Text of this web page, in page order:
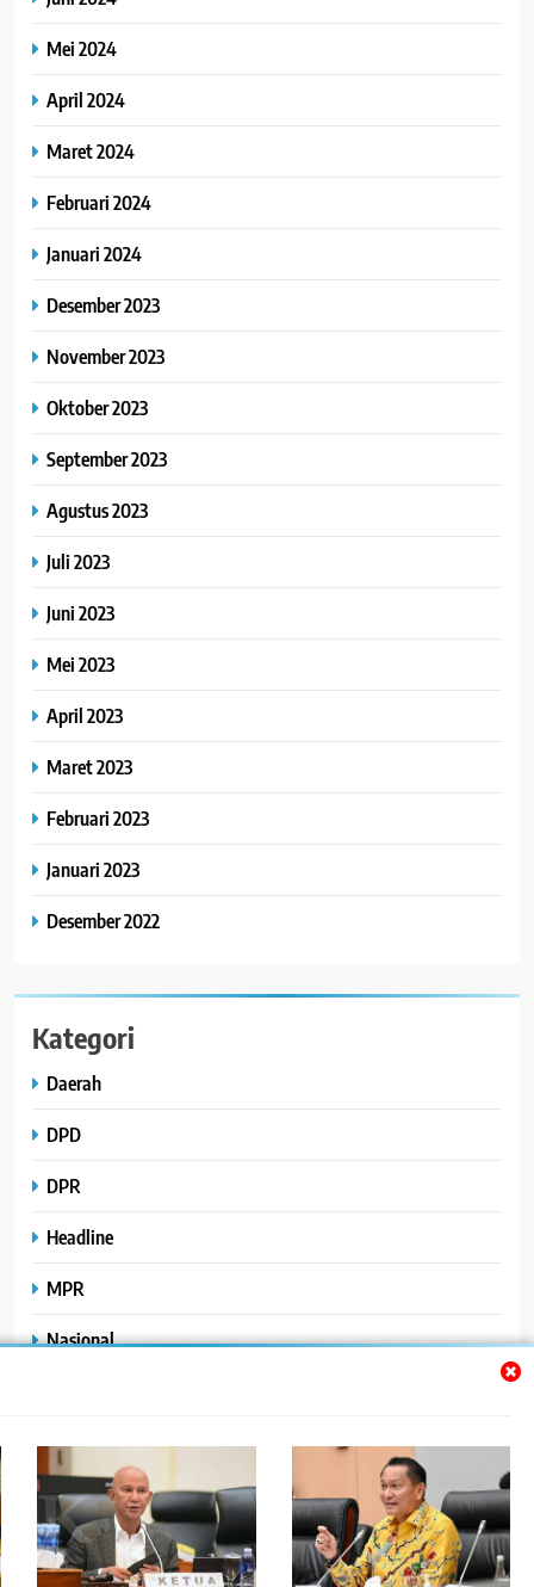
Mei 2024
April 2024
Maret 2024
Februari 2024
Januari 2024
Desember 2023
November 2023
Oktober 2023
September 2023
Agustus 2023
Juli 2023
Juni 2023
Mei 2023
April 2023
Maret 2023
Februari 2023
Januari 2023
Desember 2022
Kategori
Daerah
DPD
DPR
Headline
MPR
Nasional
Polhukam
Uncategorized